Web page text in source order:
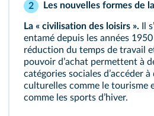
2 Les nouvelles formes de
La « civilisation des loisirs ». Il
entamé depuis les années 1950
réduction du temps de travail
pouvoir dʼachat permettent à
catégories sociales dʼaccéder
culturelles comme le tourisme
comme les sports dʼhiver.